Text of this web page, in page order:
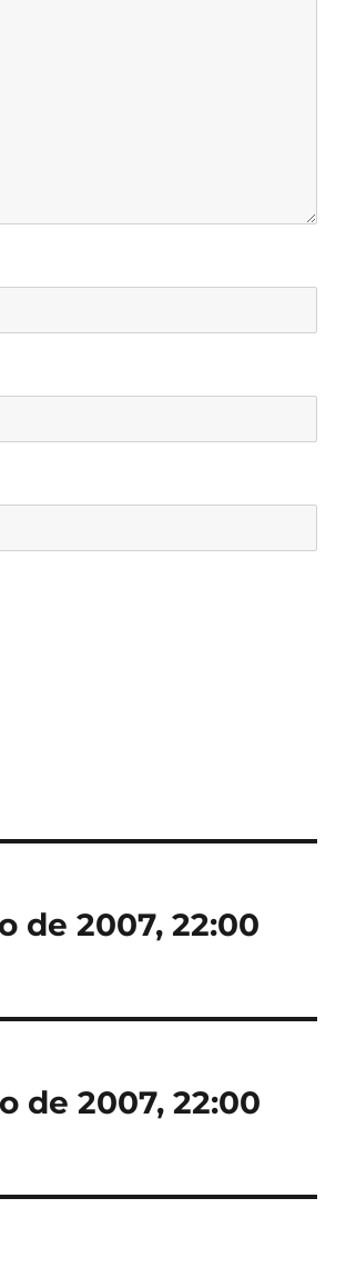
de 2007, 22:00
de 2007, 22:00